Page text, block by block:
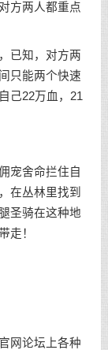
方两人都重点
已知，对方两
只能两个快速
己22万血，21
宠舍命拦住自
在丛林里找到
圣骑在这种地
走！
网论坛上各种